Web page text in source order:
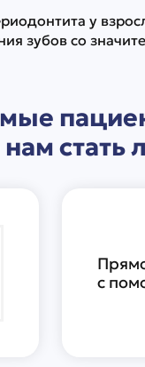
у
зубов со
стать
с